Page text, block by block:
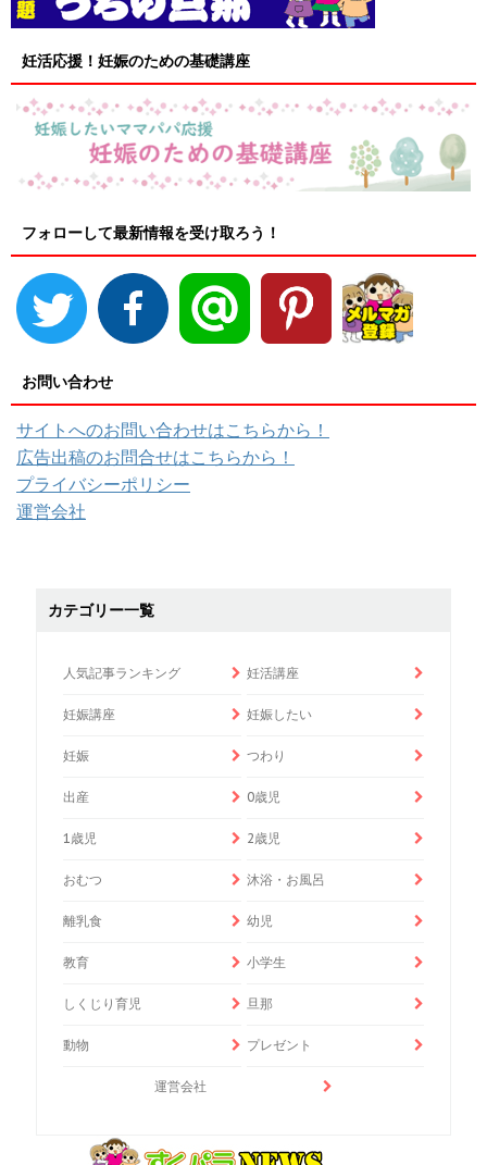
妊活応援！妊娠のための基礎講座
フォローして最新情報を受け取ろう！
お問い合わせ
サイトへのお問い合わせはこちらから！
広告出稿のお問合せはこちらから！
プライバシーポリシー
運営会社
カテゴリー一覧
人気記事ランキング 妊活講座
妊娠講座 妊娠したい
妊娠 つわり
出産 0歳児
1歳児 2歳児
おむつ 沐浴・お風呂
離乳食 幼児
教育 小学生
しくじり育児 旦那
動物 プレゼント
運営会社